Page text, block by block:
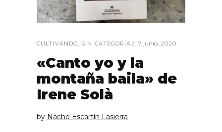
CULTIVANDO, SIN CATEGORÍA 7 junio, 2020
«Canto yo y la
montaña baila» de
Irene Solà
by Nacho Escartín Lasierra